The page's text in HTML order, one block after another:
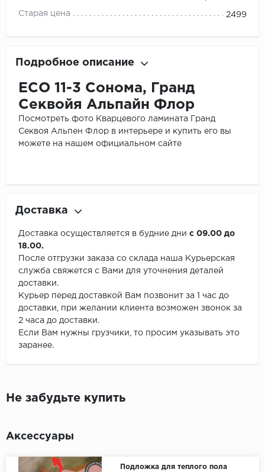
Старая цена 2499
Подробное описание
ЕСО 11-3 Сонома, Гранд
Секвойя Альпайн Флор
Посмотреть фото Кварцевого ламината Гранд
Секвоя Альпен Флор в интерьере и купить его вы
можете на нашем официальном сайте
Доставка
Доставка осуществляется в будние дни с 09.00 до
18.00.
После отгрузки заказа со склада наша Курьерская
служба свяжется с Вами для уточнения деталей
доставки.
Курьер перед доставкой Вам позвонит за 1 час до
доставки, при желании клиента возможен звонок за
2 часа до доставки.
Если Вам нужны грузчики, то просим указывать это
заранее.
Не забудьте купить
Аксессуары
Подложка для теплого пола